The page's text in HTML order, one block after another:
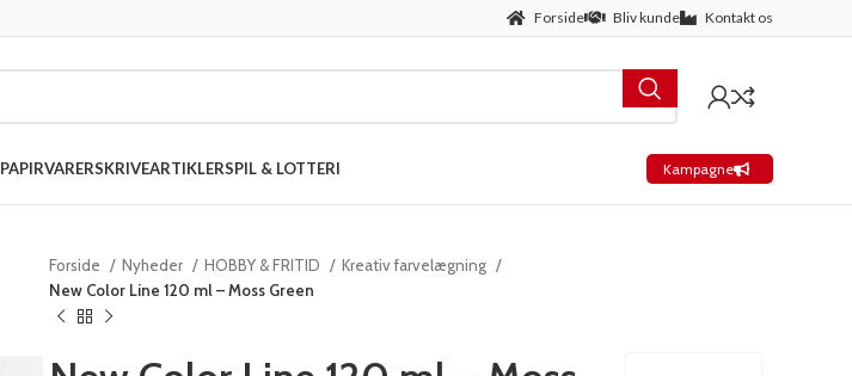
Forside Bliv kunde Kontakt os
PAPIRVARERSKRIVEARTIKLERSPIL & LOTTERI Kampagne
Forside Nyheder HOBBY & FRITID
Kreativ farvelægning
New Color Line 120 ml – Moss Green